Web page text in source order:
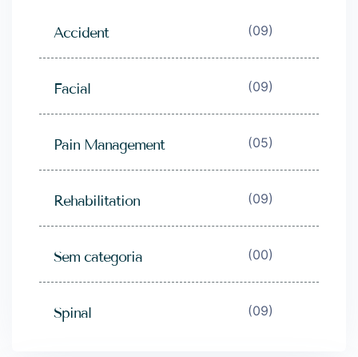
Accident (09)
Facial (09)
Pain Management (05)
Rehabilitation (09)
Sem categoria (00)
Spinal (09)